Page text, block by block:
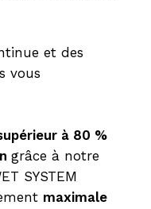
et des
vous
à 80 %
grâce à notre
SYSTEM
maximale